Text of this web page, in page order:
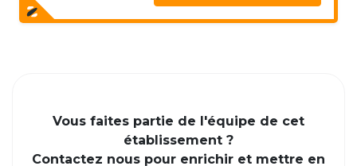
Vous faites partie de l'équipe de cet
établissement ?
Contactez nous pour enrichir et mettre en